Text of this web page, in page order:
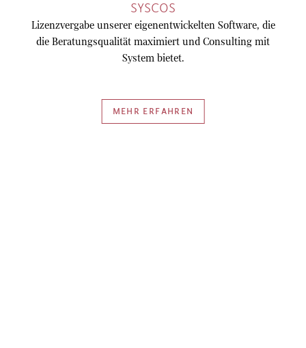
SYSCOS
Lizenzvergabe unserer eigenentwickelten Software, die
die Beratungsqualität maximiert und Consulting mit
System bietet.
MEHR ERFAHREN